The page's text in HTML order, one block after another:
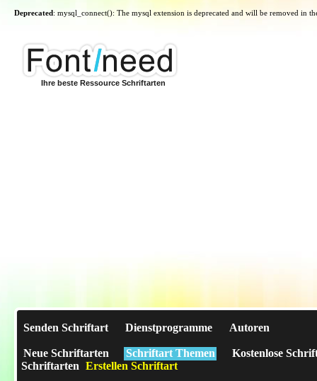
Deprecated: mysql_connect(): The mysql extension is deprecated and will be removed in
Ihre beste Ressource Schriftarten
Senden Schriftart Dienstprogramme Autoren
Neue Schriftarten Schriftart Themen
Kostenlose
Schriftarten Erstellen Schriftart